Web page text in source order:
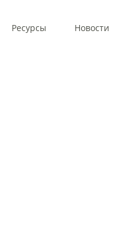
Ресурсы Новости